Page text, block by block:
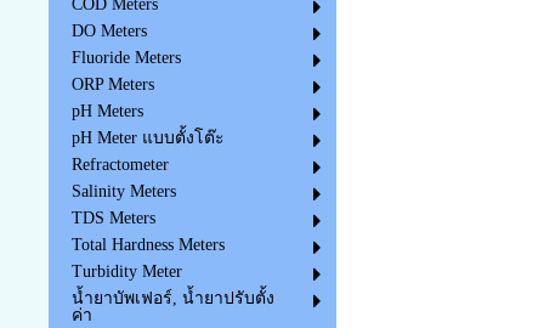
COD Meters
DO Meters
Fluoride Meters
ORP Meters
pH Meters
pH Meter แบบตั้งโต๊ะ
Refractometer
Salinity Meters
TDS Meters
Total Hardness Meters
Turbidity Meter
น้ำยาบัพเฟอร์, น้ำยาปรับตั้ง
ค่า